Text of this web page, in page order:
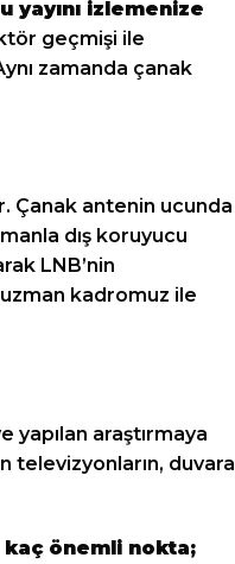
yayını izlemenize
geçmişi ile
zamanda çanak
Çanak antenin ucunda
dış koruyucu
LNB’nin
kadromuz ile
araştırmaya
televizyonların, duvara
kaç önemli nokta;